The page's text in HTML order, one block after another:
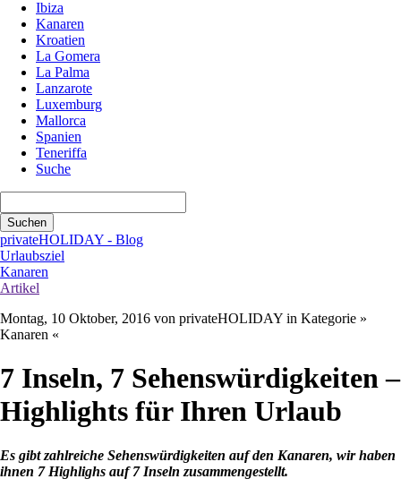
Ibiza
Kanaren
Kroatien
La Gomera
La Palma
Lanzarote
Luxemburg
Mallorca
Spanien
Teneriffa
Suche
Suchen
privateHOLIDAY - Blog
Urlaubsziel
Kanaren
Artikel
Montag, 10 Oktober, 2016 von privateHOLIDAY in Kategorie »
Kanaren «
7 Inseln, 7 Sehenswürdigkeiten –
Highlights für Ihren Urlaub
Es gibt zahlreiche Sehenswürdigkeiten auf den Kanaren, wir haben
ihnen 7 Highlighs auf 7 Inseln zusammengestellt.